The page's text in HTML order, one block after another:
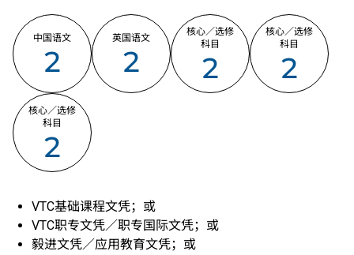
中国语文
2
英国语文
2
核心／选修
科目
2
核心／选修
科目
2
核心／选修
科目
2
VTC基础课程文凭；或
VTC职专文凭／职专国际文凭；或
毅进文凭／应用教育文凭；或